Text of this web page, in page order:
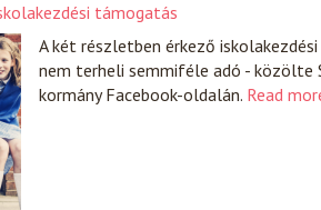
támogatás
A két részletben érkező
nem terheli semmiféle adó - közölte
kormány Facebook-oldalán. Read